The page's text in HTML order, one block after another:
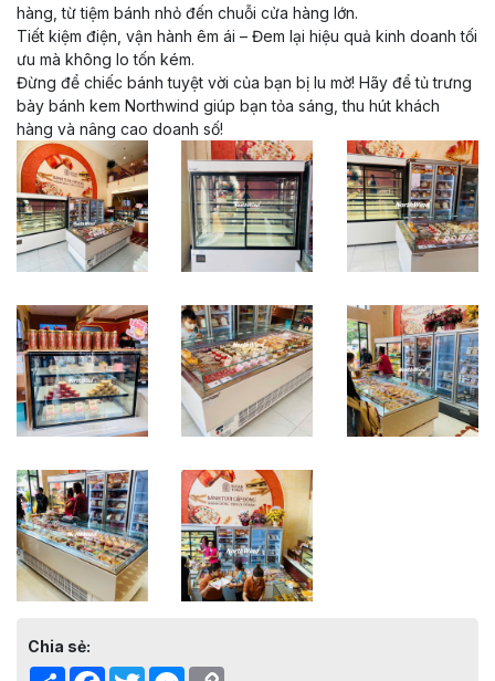
hàng, từ tiệm bánh nhỏ đến chuỗi cửa hàng lớn.
Tiết kiệm điện, vận hành êm ái – Đem lại hiệu quả kinh doanh tối
ưu mà không lo tốn kém.
Đừng để chiếc bánh tuyệt vời của bạn bị lu mờ! Hãy để tủ trưng
bày bánh kem Northwind giúp bạn tỏa sáng, thu hút khách
hàng và nâng cao doanh số!
Chia sẻ:
Share Facebook
TwitterMessenger